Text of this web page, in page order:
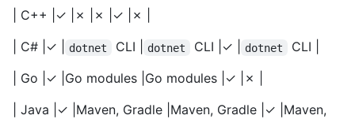
| C++ |✓ |✗ |✗ |✓ |✗ |
| C# |✓ |
dotnet CLI | dotnet CLI |✓ | dotnet
CLI |
| Go |✓ |Go modules |Go modules |✓ |✗ |
| Java |✓ |Maven, Gradle |Maven, Gradle |✓ |Maven,